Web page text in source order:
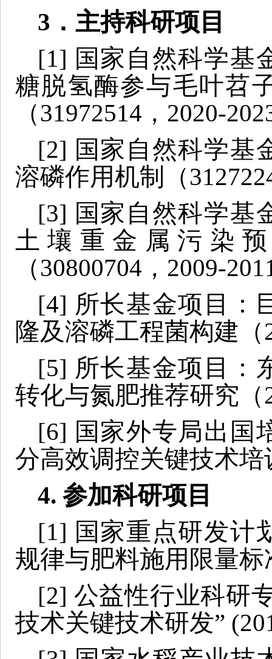
3 ．主持科研项目
[1] 国家自然科学基
糖脱氢酶参与毛叶苕
（31972514，2020-
[2] 国家自然科学基
溶磷作用机制（
[3] 国家自然科学基
土壤重金属污染
（30800704，2009-
[4] 所长基金项目：
隆及溶磷工程菌构建（
[5] 所长基金项目：
转化与氮肥推荐研究（
[6] 国家外专局出国
分高效调控关键技术培
4. 参加科研项目
[1] 国家重点研发计
规律与肥料施用限量标
[2] 公益性行业科研
技术关键技术研发”